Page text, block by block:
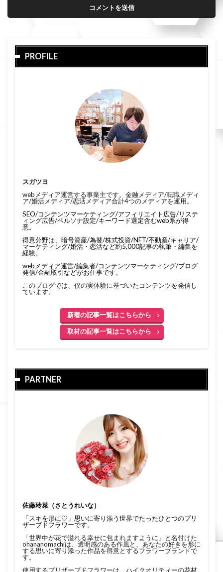
PROFILE
スガツヨ
webメディア運営する事業主です。金融メディア/転職メディ
ア/婚活メディア/恋活メディア合計4つのメディアを運用。
SEO/コンテンツマーケティング/アフィリエイト広告/リステ
ィング広告/ペルソナ設定/キーワード選定含むweb系が得
意。
得意分野は、暗号資産/為替/株式投資/NFT/不動産/キャリア/
マーケティング/婚活・恋活など約5,000記事の執筆・編集を
経験。
webメディア運営/編集者/コンテンツマーケティング/ブログ
発信/金融取引などがお仕事です。
このブログでは、僕の実体験に基づいたコンテンツを発信し
ています。
新着の記事一覧はこちらから
取材の記事一覧はこちらから
PARTNER
佐藤玲菜（さとうれいな）
「スキを形に♡」思いに寄り添う世界でたったひとつのプリ
ザーブドフラワーです。
「世界中が花で溢れる幸せに包まれますように」と名付けた
ohananomachiは、透明感のある作風と、あなたの好きを形に
する思いに寄り添った作品を得意とするフラワーブランドで
す。
使用するプリザーブドフラワーは、ハイクオリティーの花材